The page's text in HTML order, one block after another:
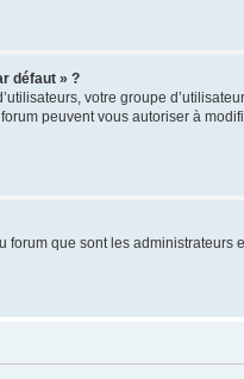
défaut » ?
votre groupe
peuvent vous autoriser à
forum que sont les